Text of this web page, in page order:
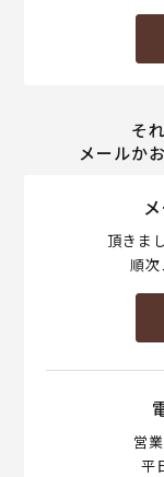
そ
メールか
頂きま
順
営
平